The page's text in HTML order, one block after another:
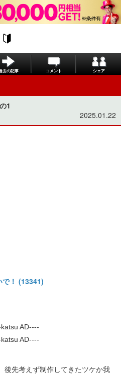
去の記事 コメント シェア
1
2025.01.22
で！ (13341)
AD----
AD----
後先考えず制作してきたツケか我